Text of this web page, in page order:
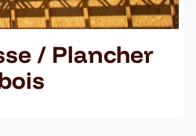
/ Plancher